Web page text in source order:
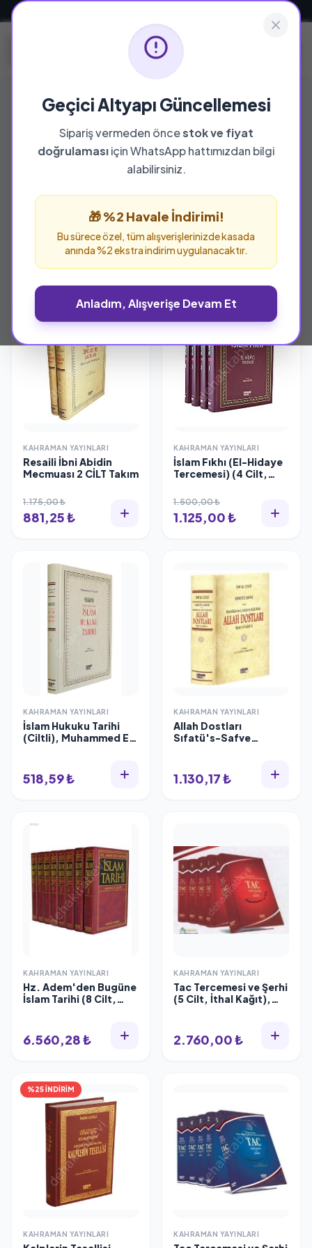
Geçici Altyapı Güncellemesi
Sipariş vermeden öncestok ve fiyat
doğrulamasıiçin WhatsApp hattımızdan bilgi
alabilirsiniz.
🎁 %2 Havale İndirimi!
Bu sürece özel, tüm alışverişlerinizde kasada
anında %2 ekstra indirim uygulanacaktır.
Anladım, Alışverişe Devam Et
YAYINEVI
Kahraman Yayınları
Kahraman Yayınları yayınevine ait tüm eserleri
bu sayfada inceleyebilir ve güvenle sipariş
KAHRAMAN YAYINLARI
Resaili İbni Abidin
Mecmuası 2 CİLT Takım
1.175,00 ₺
881,25 ₺
%25 İNDİRİM
KAHRAMAN YAYINLARI
İslam Fıkhı (El-Hidaye
Tercemesi) (4 Cilt,
Kahraman Yayınları
1.500,00 ₺
1.125,00 ₺
KAHRAMAN YAYINLARI
İslam Hukuku Tarihi
(Ciltli), Muhammed El
518,59 ₺
KAHRAMAN YAYINLARI
Allah Dostları
Sıfatü's-Safve
1.130,17 ₺
KAHRAMAN YAYINLARI
Hz. Adem'den Bugüne
İslam Tarihi (8 Cilt,
6.560,28 ₺
KAHRAMAN YAYINLARI
Tac Tercemesi ve Şerhi
(5 Cilt, İthal Kağıt),
2.760,00 ₺
%25 İNDİRİM
KAHRAMAN YAYINLARI KAHRAMAN YAYINLARI